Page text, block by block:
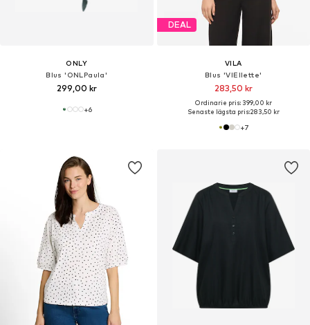
ONLY
Blus 'ONLPaula'
299,00 kr
+6
DEAL
VILA
Blus 'VIEllette'
283,50 kr
Ordinarie pris: 399,00 kr
Senaste lägsta pris:283,50 kr
+7